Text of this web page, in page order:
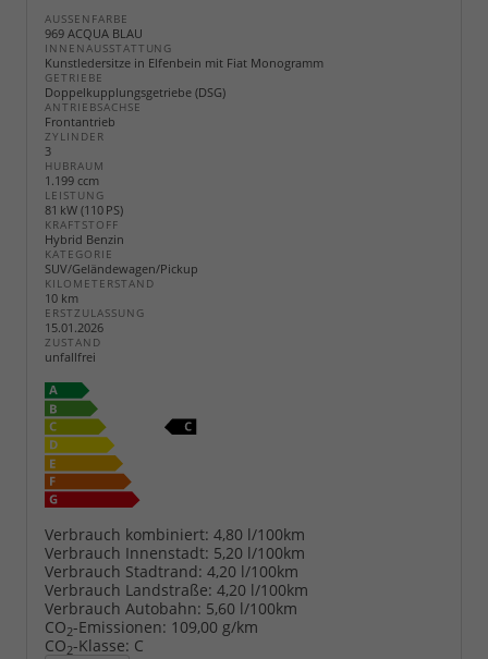
AUSSENFARBE
969 ACQUA BLAU
INNENAUSSTATTUNG
Kunstledersitze in Elfenbein mit Fiat Monogramm
GETRIEBE
Doppelkupplungsgetriebe (DSG)
ANTRIEBSACHSE
Frontantrieb
ZYLINDER
3
HUBRAUM
1.199 ccm
LEISTUNG
81 kW (110 PS)
KRAFTSTOFF
Hybrid Benzin
KATEGORIE
SUV/Geländewagen/Pickup
KILOMETERSTAND
10 km
ERSTZULASSUNG
15.01.2026
ZUSTAND
unfallfrei
Verbrauch kombiniert: 4,80 l/100km
Verbrauch Innenstadt: 5,20 l/100km
Verbrauch Stadtrand: 4,20 l/100km
Verbrauch Landstraße: 4,20 l/100km
Verbrauch Autobahn: 5,60 l/100km
CO2-Emissionen: 109,00 g/km
CO2-Klasse: C